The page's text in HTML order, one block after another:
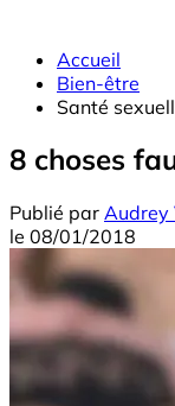
Accueil
Bien-être
Santé
8 choses
Publié par Audrey
le 08/01/2018